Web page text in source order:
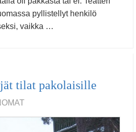
pyllistellyt henkilö
vaikka …
tilat pakolaisille